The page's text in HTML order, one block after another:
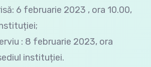
6 februarie 2023 , ora 10.00,
instituției;
: 8 februarie 2023, ora
instituției.